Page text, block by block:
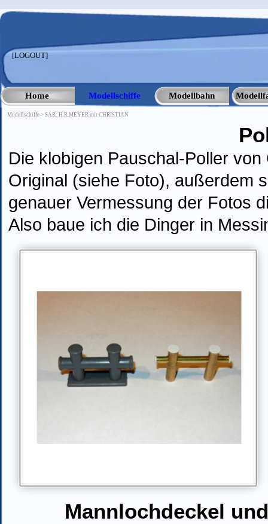
[LOGOUT]
Home Modellschiffe ▼
Modellbahn
Modellschiffe > SAR: H.R.MEYER mit CHRISTIAN
Die klobigen Pauschal-Poller
Original (siehe Foto), außerdem
genauer Vermessung der Fotos
Also baue ich die Dinger in
Mannlochdeckel